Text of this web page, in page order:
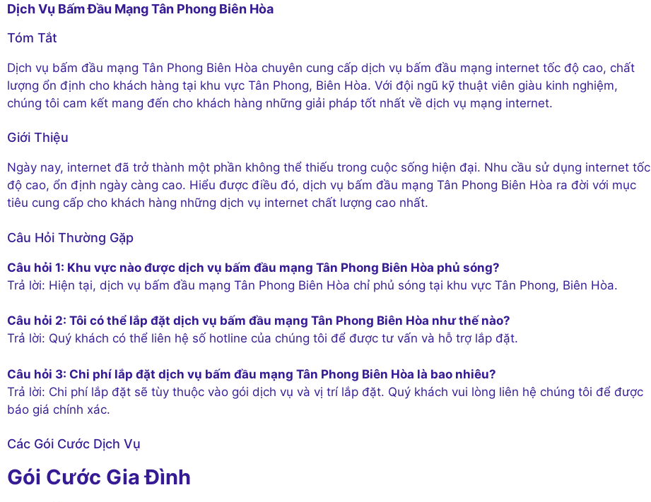
Dịch Vụ Bấm Đầu Mạng Tân Phong Biên Hòa
Tóm Tắt
Dịch vụ bấm đầu mạng Tân Phong Biên Hòa chuyên cung cấp dịch vụ bấm đầu mạng internet tốc độ cao, chất
lượng ổn định cho khách hàng tại khu vực Tân Phong, Biên Hòa. Với đội ngũ kỹ thuật viên giàu kinh nghiệm,
chúng tôi cam kết mang đến cho khách hàng những giải pháp tốt nhất về dịch vụ mạng internet.
Giới Thiệu
Ngày nay, internet đã trở thành một phần không thể thiếu trong cuộc sống hiện đại. Nhu cầu sử dụng internet tốc
độ cao, ổn định ngày càng cao. Hiểu được điều đó, dịch vụ bấm đầu mạng Tân Phong Biên Hòa ra đời với mục
tiêu cung cấp cho khách hàng những dịch vụ internet chất lượng cao nhất.
Câu Hỏi Thường Gặp
Câu hỏi 1: Khu vực nào được dịch vụ bấm đầu mạng Tân Phong Biên Hòa phủ sóng?
Trả lời: Hiện tại, dịch vụ bấm đầu mạng Tân Phong Biên Hòa chỉ phủ sóng tại khu vực Tân Phong, Biên Hòa.
Câu hỏi 2: Tôi có thể lắp đặt dịch vụ bấm đầu mạng Tân Phong Biên Hòa như thế nào?
Trả lời: Quý khách có thể liên hệ số hotline của chúng tôi để được tư vấn và hỗ trợ lắp đặt.
Câu hỏi 3: Chi phí lắp đặt dịch vụ bấm đầu mạng Tân Phong Biên Hòa là bao nhiêu?
Trả lời: Chi phí lắp đặt sẽ tùy thuộc vào gói dịch vụ và vị trí lắp đặt. Quý khách vui lòng liên hệ chúng tôi để được
báo giá chính xác.
Các Gói Cước Dịch Vụ
Gói Cước Gia Đình